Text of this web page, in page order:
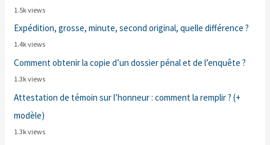
1.5k views
Expédition, grosse, minute, second original, quelle différence ?
1.4k views
Comment obtenir la copie d’un dossier pénal et de l’enquête ?
1.3k views
Attestation de témoin sur l’honneur : comment la remplir ? (+
modèle)
1.3k views